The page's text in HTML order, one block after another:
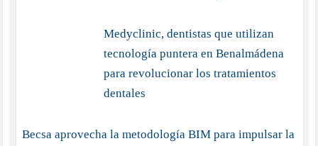
Medyclinic, dentistas que utilizan
tecnología puntera en Benalmádena
para revolucionar los tratamientos
dentales
Becsa aprovecha la metodología BIM para impulsar la